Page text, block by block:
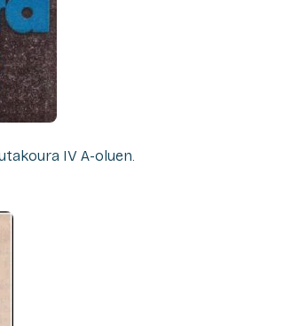
IV A-oluen.